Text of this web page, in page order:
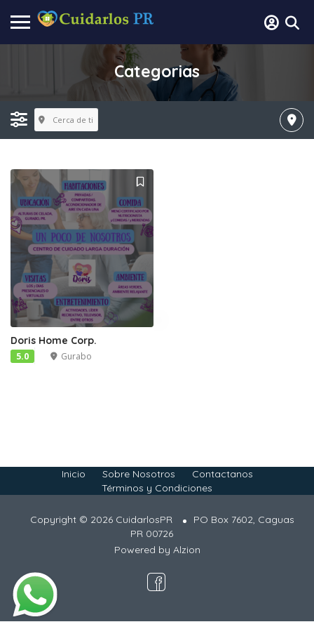
Categorias
Cerca de ti
Doris Home Corp.
5.0 Gurabo
Inicio Sobre Nosotros
Contactanos
Términos y Condiciones
Copyright © 2026 CuidarlosPR
PO Box 7602, Caguas
PR 00726
Powered by Alzion